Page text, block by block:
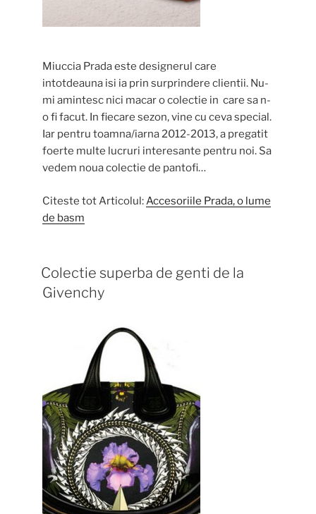
Miuccia Prada este designerul care
intotdeauna isi ia prin surprindere clientii. Nu-
mi amintesc nici macar o colectie in care sa n-
o fi facut. In fiecare sezon, vine cu ceva special.
Iar pentru toamna/iarna 2012-2013, a pregatit
foerte multe lucruri interesante pentru noi. Sa
vedem noua colectie de pantofi…
Citeste tot Articolul:Accesoriile Prada, o lume
de basm
Colectie superba de genti de la
Givenchy